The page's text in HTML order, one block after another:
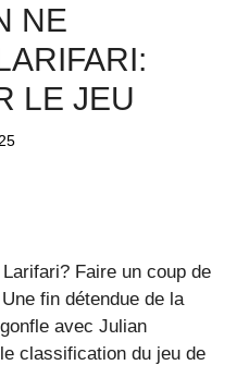
NE
LE JEU
Faire un coup de
fin détendue de la
avec Julian
classification du jeu de